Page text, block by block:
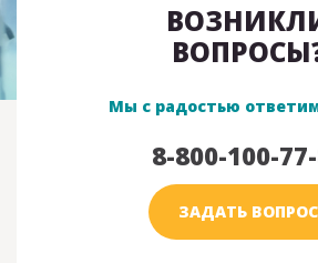
Мы с радостью
8-800-100-
ЗАДАТЬ ВОПРОС